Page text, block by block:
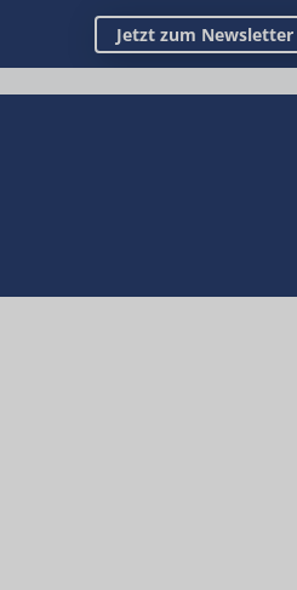
Jetzt zum